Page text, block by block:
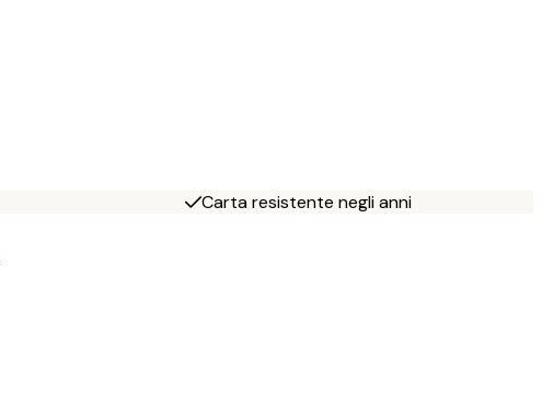
Carta resistente negli anni